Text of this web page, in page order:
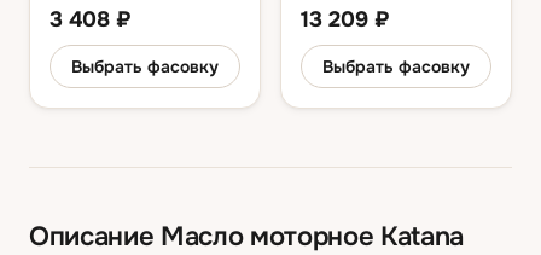
3 408 ₽
Выбрать фасовку
13 209 ₽
Выбрать фасовку
Описание Масло моторное Katana